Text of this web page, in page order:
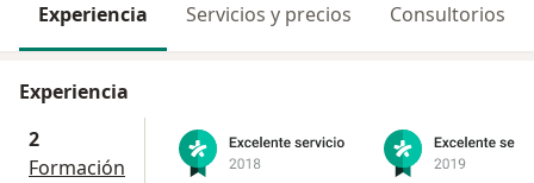
Experiencia Servicios y precios Consultorios
Experiencia
2
Formación